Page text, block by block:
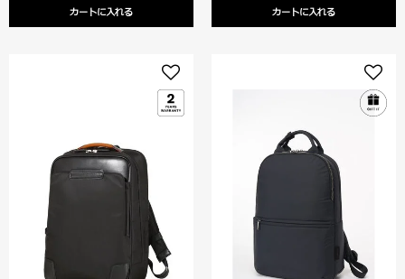
カートに入れる カートに入れる